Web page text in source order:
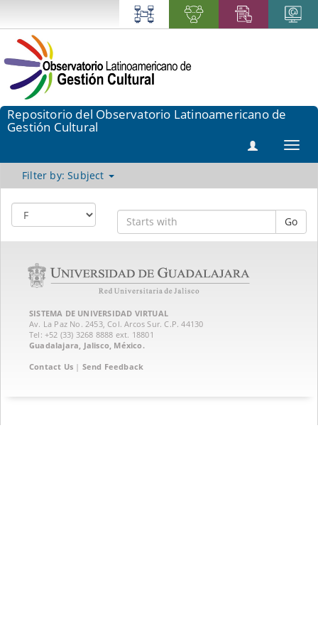
Repositorio del Observatorio Latinoamericano de
Gestión Cultural
Filter by: Subject
Go
SISTEMA DE UNIVERSIDAD VIRTUAL
Av. La Paz No. 2453, Col. Arcos Sur. C.P. 44130
Tel: +52 (33) 3268 8888‏ ext. 18801
Guadalajara, Jalisco, México.
Contact Us | Send Feedback